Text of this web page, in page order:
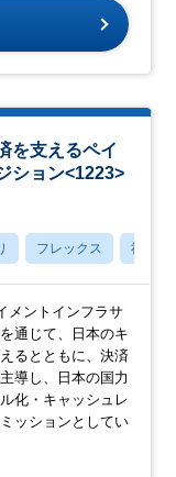
を支えるペイ
ション<1223>
フレックス 社宅・
メントインフラサ
通じて、日本のキ
るとともに、決済
導し、日本の国力
化・キャッシュレ
ッションとしてい